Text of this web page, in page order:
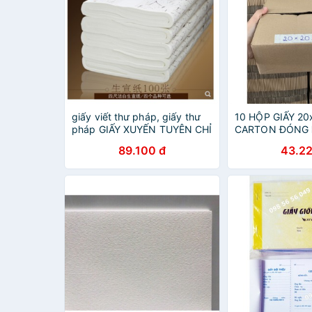
giấy viết thư pháp, giấy thư
pháp GIẤY XUYẾN TUYÊN CHỈ
89.100 đ
10 HỘP GIẤY
CARTON ĐÓNG
Thùng giấy có
giấy-Xưởng